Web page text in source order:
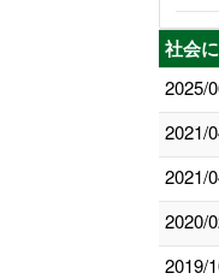
社会
2025/
2021/
2021/
2020/
2019/